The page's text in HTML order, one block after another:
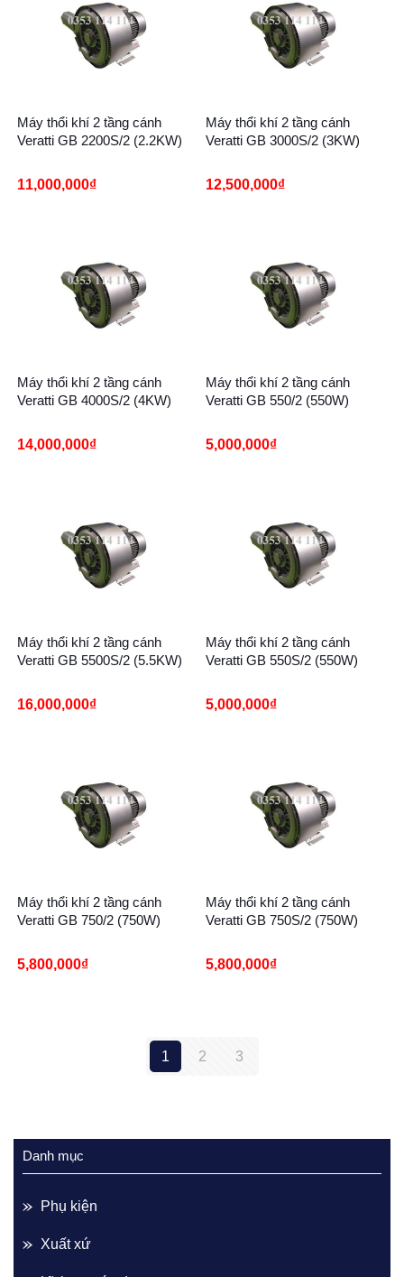
Máy thổi khí 2 tầng cánh
Veratti GB 2200S/2 (2.2KW)
11,000,000₫
Máy thổi khí 2 tầng cánh
Veratti GB 3000S/2 (3KW)
12,500,000₫
Máy thổi khí 2 tầng cánh
Veratti GB 4000S/2 (4KW)
14,000,000₫
Máy thổi khí 2 tầng cánh
Veratti GB 550/2 (550W)
5,000,000₫
Máy thổi khí 2 tầng cánh
Veratti GB 5500S/2 (5.5KW)
16,000,000₫
Máy thổi khí 2 tầng cánh
Veratti GB 550S/2 (550W)
5,000,000₫
Máy thổi khí 2 tầng cánh
Veratti GB 750/2 (750W)
5,800,000₫
Máy thổi khí 2 tầng cánh
Veratti GB 750S/2 (750W)
5,800,000₫
1 2 3
Danh mục
Phụ kiện
Xuất xứ